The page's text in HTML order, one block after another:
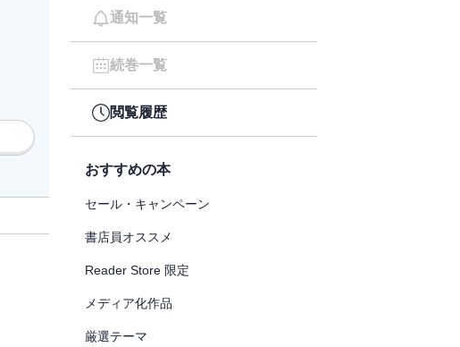
通知一覧
続巻一覧
閲覧履歴
おすすめの本
セール・キャンペーン
書店員オススメ
Reader Store 限定
メディア化作品
厳選テーマ